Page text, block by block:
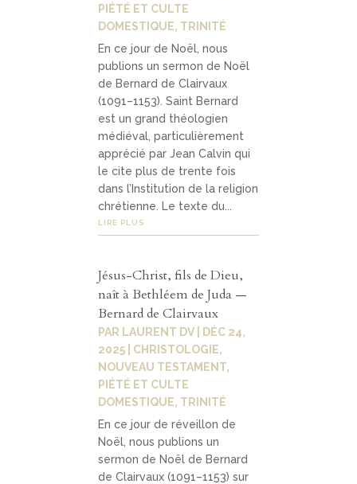
PIÉTÉ ET CULTE
DOMESTIQUE, TRINITÉ
En ce jour de Noël, nous
publions un sermon de Noël
de Bernard de Clairvaux
(1091–1153). Saint Bernard
est un grand théologien
médiéval, particulièrement
apprécié par Jean Calvin qui
le cite plus de trente fois
dans l’Institution de la religion
chrétienne. Le texte du...
LIRE PLUS
Jésus-Christ, fils de Dieu,
naît à Bethléem de Juda —
Bernard de Clairvaux
PAR LAURENT DV
DÉC 24,
2025
CHRISTOLOGIE,
NOUVEAU TESTAMENT,
PIÉTÉ ET CULTE
DOMESTIQUE, TRINITÉ
En ce jour de réveillon de
Noël, nous publions un
sermon de Noël de Bernard
de Clairvaux (1091–1153) sur